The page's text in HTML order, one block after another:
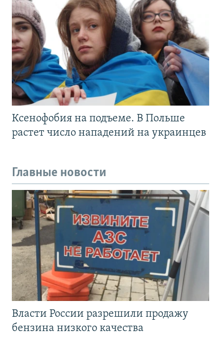
Ксенофобия на подъеме. В Польше
растет число нападений на украинцев
Главные новости
Власти России разрешили продажу
бензина низкого качества